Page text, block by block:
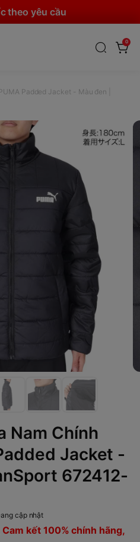
theo yêu cầu
0
Padded Jacket - Màu đen |
Nam Chính
Jacket -
672412-
cập nhật
kết 100% chính hãng,